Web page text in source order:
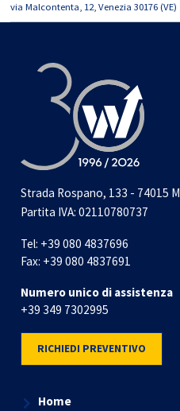
via Malcontenta, 12, Venezia 30176 (VE)
Strada Rospano, 133 - 74015
Partita IVA: 02110780737
Tel: +39 080 4837696
Fax: +39 080 4837691
Numero unico di assistenza
+39 349 7302995
RICHIEDI PREVENTIVO
Home